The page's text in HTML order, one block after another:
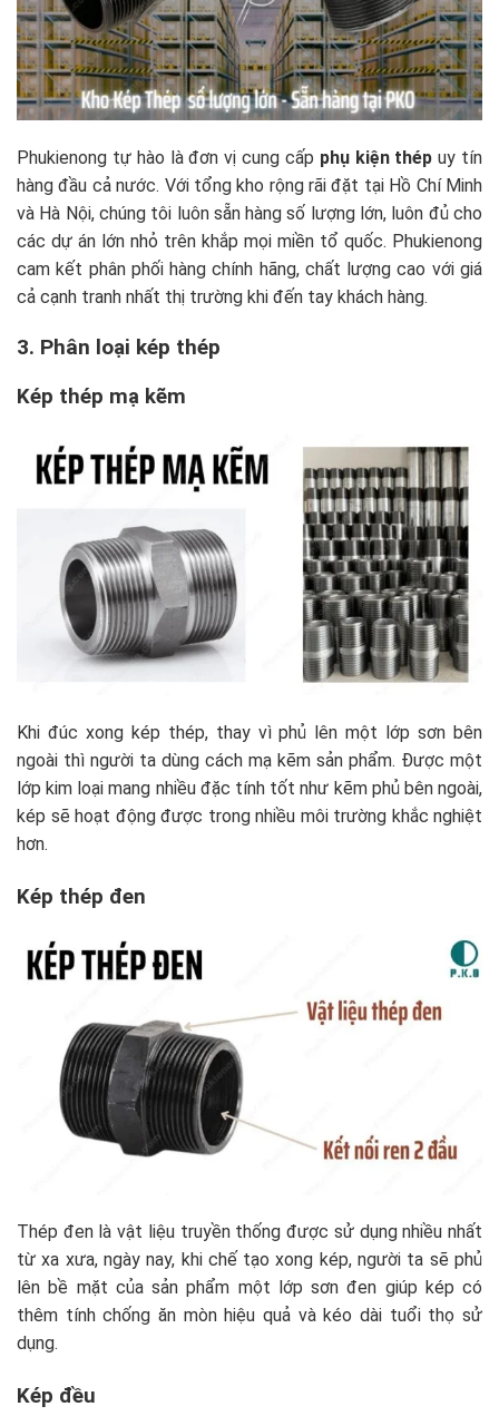
Phukienong tự hào là đơn vị cung cấp phụ kiện thép uy tín
hàng đầu cả nước. Với tổng kho rộng rãi đặt tại Hồ Chí Minh
và Hà Nội, chúng tôi luôn sẵn hàng số lượng lớn, luôn đủ cho
các dự án lớn nhỏ trên khắp mọi miền tổ quốc. Phukienong
cam kết phân phối hàng chính hãng, chất lượng cao với giá
cả cạnh tranh nhất thị trường khi đến tay khách hàng.
3. Phân loại kép thép
Kép thép mạ kẽm
Khi đúc xong kép thép, thay vì phủ lên một lớp sơn bên
ngoài thì người ta dùng cách mạ kẽm sản phẩm. Được một
lớp kim loại mang nhiều đặc tính tốt như kẽm phủ bên ngoài,
kép sẽ hoạt động được trong nhiều môi trường khắc nghiệt
hơn.
Kép thép đen
Thép đen là vật liệu truyền thống được sử dụng nhiều nhất
từ xa xưa, ngày nay, khi chế tạo xong kép, người ta sẽ phủ
lên bề mặt của sản phẩm một lớp sơn đen giúp kép có
thêm tính chống ăn mòn hiệu quả và kéo dài tuổi thọ sử
dụng.
Kép đều